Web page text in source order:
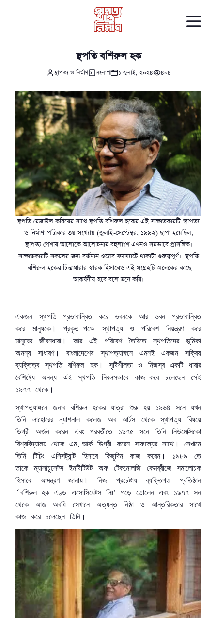
স্থপতি বশিরুল হক
স্থাপত্য ও নির্মাণ সংলাপ ১ জুলাই, ২০২৪ ৪০৪
স্থপতি রেজাউল কবিরের সাথে স্থপতি বশিরুল হকের এই সাক্ষাতকারটি 'স্থাপত্য
ও নির্মাণ' পত্রিকার ৩য় সংখ্যায় (জুলাই-সেপ্টেম্বর, ১৯৯২) ছাপা হয়েছিল,
স্থাপত্য পেশার আলোকে আলোচনার বহুলাংশ এখনও সমভাবে প্রাসঙ্গিক।
সাক্ষাতকারটি সকলের জন্য বর্তমান ওয়েব ফরম্যাটে থাকাটা গুরুত্বপূর্ণ। স্থপতি
বশিরুল হকের চিন্তাধারার স্বারক হিসাবেও এই সংগ্রহটি অনেকের কাছে
আকর্ষনীয় হবে বলে মনে করি।
একজন স্থপতি প্রভাবান্বিত করে ভবনকে আর ভবন
প্রভাবান্বিত
করে
মানুষকে। প্রকৃত পক্ষে স্থাপত্য ও পরিবেশ নিয়ন্ত্রণ
করে
মানুষের
জীবনধারা। আর এই পরিবেশ তৈরিতে স্থপতিদের
ভূমিকা
অনন্য
সাধারণ। বাংলাদেশের স্থাপত্যাঙ্গনে এমনই একজন
সক্রিয়
ব্যক্তিত্ব
স্থপতি বশিরুল হক। সৃষ্টিশীলতা ও নিজস্ব একটি
ধারার
বৈশিষ্ট্যে
অনন্য এই স্থপতি নিরলসভাবে কাজ করে চলেছেন
সেই
১৯৭৭ থেকে।
স্থাপত্যাঙ্গনে জনাব বশিরুল হকের যাত্রা শুরু হয় ১৯৬৪ সনে
যখন
তিনি
লাহোরের ন্যাশনাল কলেজ অব আর্টস থেকে স্থাপত্য
বিষয়ে
ডিগ্রী
অর্জন করেন এবং পরবর্তীতে ১৯৭৫ সনে তিনি
নিউমেক্সিকো
বিশ্ববিদ্যালয় থেকে এম,আর্ক ডিগ্রী করেন সাফল্যের সাথে।
সেখানে
তিনি
টিচিং এসিসট্যান্ট হিসাবে কিছুদিন কাজ করেন। ১৯৮৯
তে
তাকে
ম্যাসাচুসেট্স ইনষ্টিটিউট অফ টেকনোলজি কেমব্রীজে
সমালোচক
হিসাবে
আমন্ত্রণ জানায়। নিজ প্রচেষ্টায় ব্যক্তিগত প্রতিষ্ঠান
‘ বশিরুল হক এণ্ড এসোসিয়েট্স লিঃ’ গড়ে তোলেন এবং ১৯৭৭
সন
থেকে
আজ অবধি সেখানে অত্যন্ত নিষ্ঠা ও আন্তরিকতার
সাথে
কাজ করে চলেছেন তিনি।